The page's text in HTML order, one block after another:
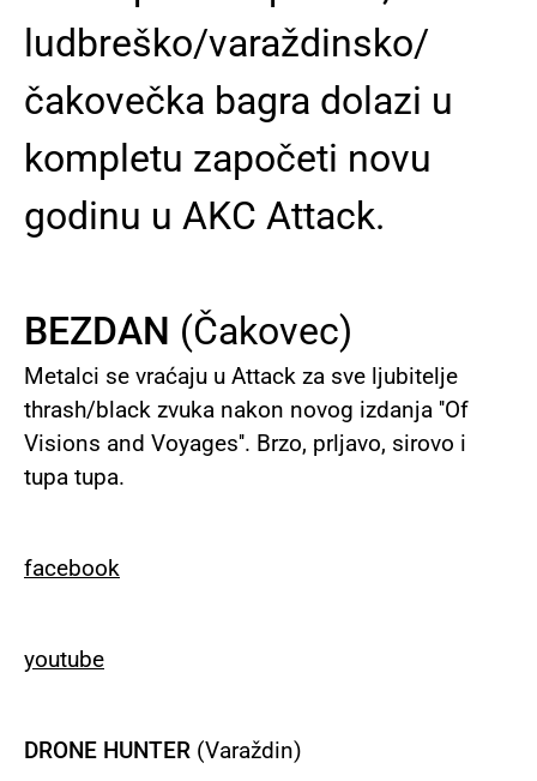
ludbreško/varaždinsko/
čakovečka bagra dolazi u
kompletu započeti novu
godinu u AKC Attack.
BEZDAN (Čakovec)
Metalci se vraćaju u Attack za sve ljubitelje
thrash/black zvuka nakon novog izdanja ''Of
Visions and Voyages''. Brzo, prljavo, sirovo i
tupa tupa.
facebook
youtube
DRONE HUNTER (Varaždin)